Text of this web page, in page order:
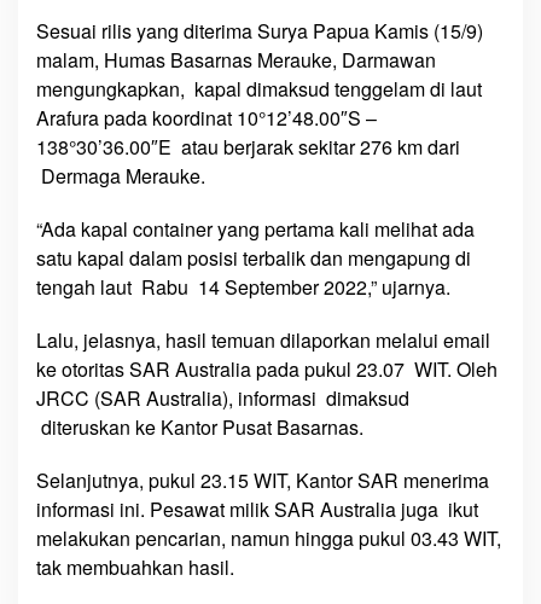
K
S
e
a
,
S
a
u
H
l
n
g
,
Sesuai rilis yang diterima Surya Papua Kamis (15/9)
malam, Humas Basarnas Merauke, Darmawan
mengungkapkan, kapal dimaksud tenggelam di laut
Arafura pada koordinat 10°12’48.00″S –
138°30’36.00″E atau berjarak sekitar 276 km dari
Dermaga Merauke.
“Ada kapal container yang pertama kali melihat ada
satu kapal dalam posisi terbalik dan mengapung di
tengah laut Rabu 14 September 2022,” ujarnya.
Lalu, jelasnya, hasil temuan dilaporkan melalui email
ke otoritas SAR Australia pada pukul 23.07 WIT. Oleh
JRCC (SAR Australia), informasi dimaksud
diteruskan ke Kantor Pusat Basarnas.
Selanjutnya, pukul 23.15 WIT, Kantor SAR menerima
informasi ini. Pesawat milik SAR Australia juga ikut
melakukan pencarian, namun hingga pukul 03.43 WIT,
tak membuahkan hasil.